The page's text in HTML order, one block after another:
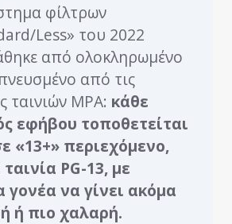
φίλτρων
Less» του 2022
από ολοκληρωμένο
από τις
ταινιών MPA: κάθε
εφήβου τοποθετείται
«13+» περιεχόμενο,
PG-13, με
γονέα να γίνει ακόμα
ή πιο χαλαρή.